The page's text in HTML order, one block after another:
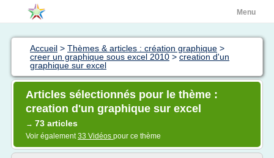
Menu
Accueil > Thèmes & articles : création graphique >
creer un graphique sous excel 2010 > creation d'un
graphique sur excel
Articles sélectionnés pour le thème :
creation d'un graphique sur excel
→ 73 articles
Voir également33 Vidéos pour ce thème